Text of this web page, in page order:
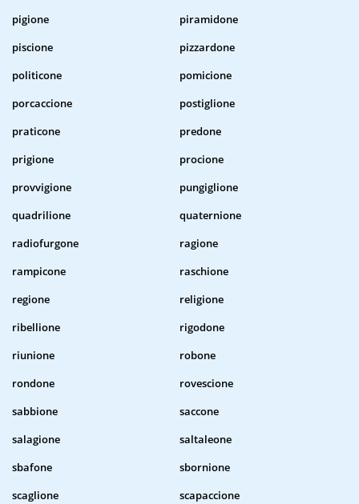
pigione
piramidone
piscione
pizzardone
politicone
pomicione
porcaccione
postiglione
praticone
predone
prigione
procione
provvigione
pungiglione
quadrilione
quaternione
radiofurgone
ragione
rampicone
raschione
regione
religione
ribellione
rigodone
riunione
robone
rondone
rovescione
sabbione
saccone
salagione
saltaleone
sbafone
sbornione
scaglione
scapaccione